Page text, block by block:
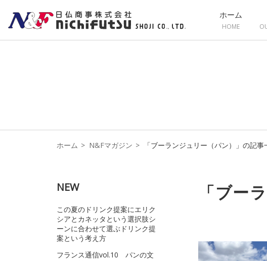
ホーム
HOME
ホーム N&Fマガジン 「ブーランジュリー（パン）」の記事
「ブー
NEW
この夏のドリンク提案にエリク
シアとカネッタという選択肢シ
ーンに合わせて選ぶドリンク提
案という考え方
フランス通信vol.10 パンの文